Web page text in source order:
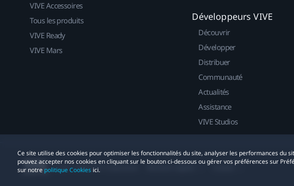
Ce site utilise des cookies pour optimiser les fonctionnalités du site, analyser les performances du
pouvez accepter nos cookies en cliquant sur le bouton ci-dessous ou gérer vos préférences sur
sur notre politique Cookies ici.
VIVE Accessoires
Tous les produits
VIVE Ready
VIVE Mars
Développeurs VIVE
Découvrir
Développer
Distribuer
Communauté
Actualités
Assistance
VIVE Studios
© 2011-2026 HTC Corporation